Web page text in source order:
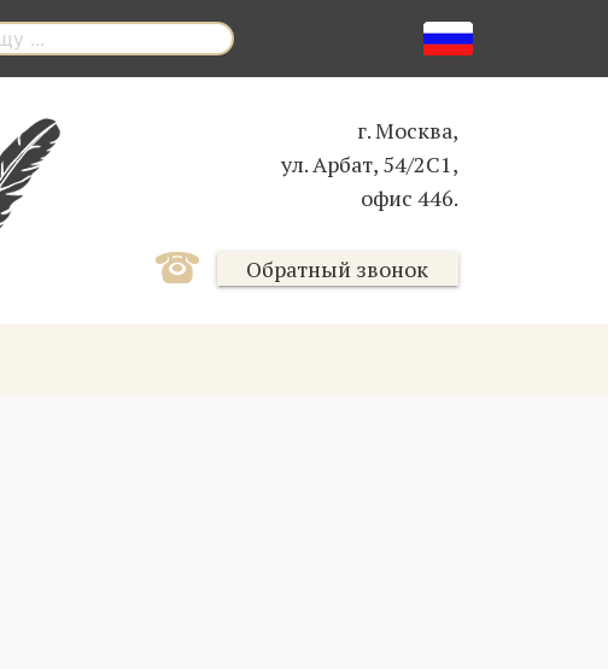
г. Москва,
ул. Арбат, 54/2С1,
офис 446.
Обратный звонок